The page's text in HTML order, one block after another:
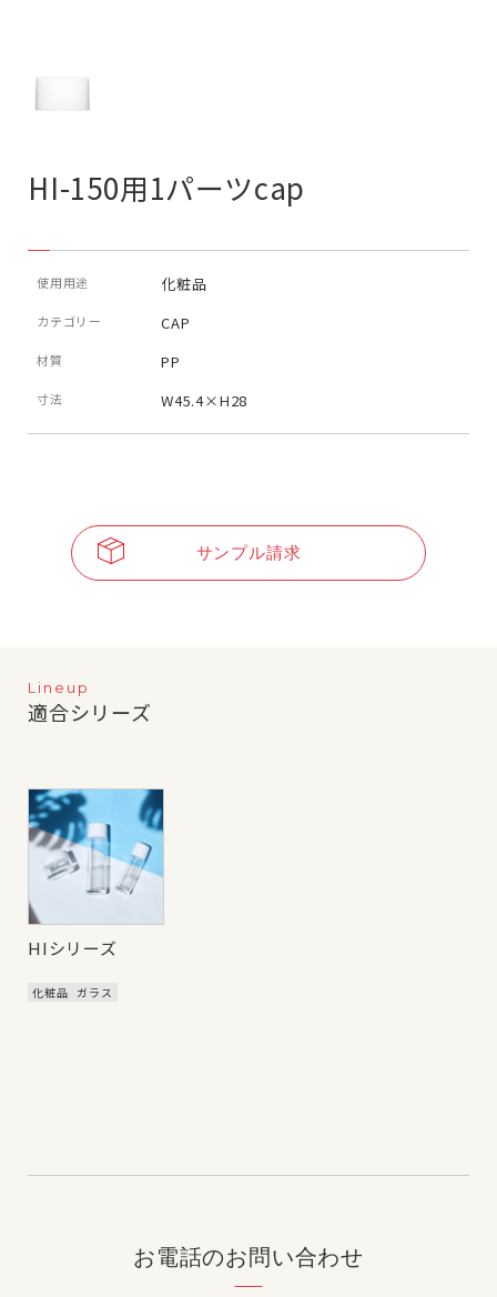
HI-150用1パーツcap
使用用途 化粧品
カテゴリー CAP
材質 PP
寸法 W45.4×H28
サンプル請求
Lineup
適合シリーズ
HIシリーズ
化粧品 ガラス
お電話のお問い合わせ